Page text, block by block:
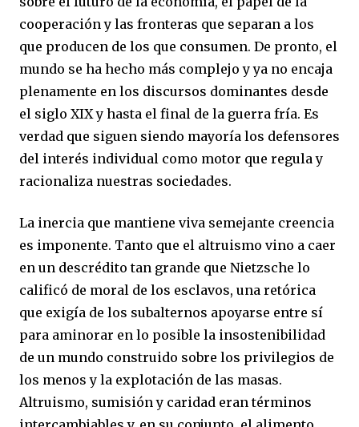
cooperación y las fronteras que separan a los
que producen de los que consumen. De pronto, el
mundo se ha hecho más complejo y ya no encaja
plenamente en los discursos dominantes desde
el siglo XIX y hasta el final de la guerra fría. Es
verdad que siguen siendo mayoría los defensores
del interés individual como motor que regula y
racionaliza nuestras sociedades.
La inercia que mantiene viva semejante creencia
es imponente. Tanto que el altruismo vino a caer
en un descrédito tan grande que Nietzsche lo
calificó de moral de los esclavos, una retórica
que exigía de los subalternos apoyarse entre sí
para aminorar en lo posible la insostenibilidad
de un mundo construido sobre los privilegios de
los menos y la explotación de las masas.
Altruismo, sumisión y caridad eran términos